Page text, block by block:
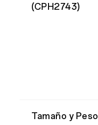
(CPH2743)
Tamaño y Peso